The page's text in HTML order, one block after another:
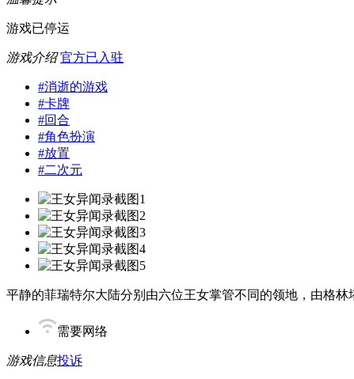
游戏已停运
游戏介绍 官方已入驻
#消逝的游戏
#卡牌
#回合
#角色扮演
#放置
#二次元
平静的菲瑞特尔大陆分别由六位王女掌管不同的领地，由格
需要网络
游戏信息投诉